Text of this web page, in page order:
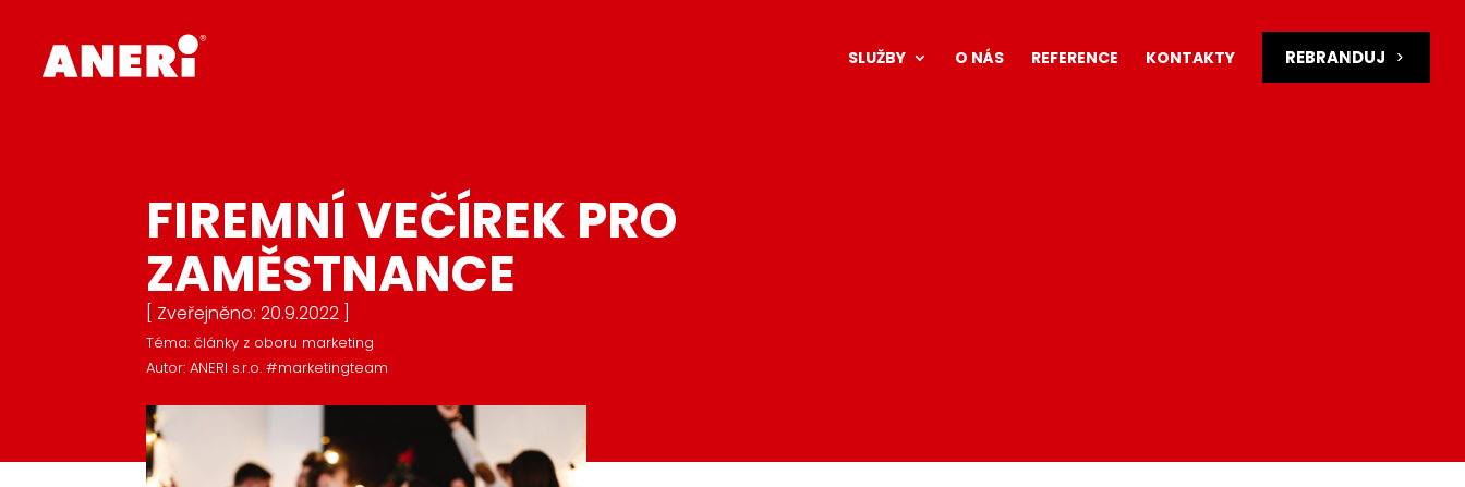
SLUŽBY O NÁS REFERENCE KONTAKTY REBRANDUJ
FIREMNÍ VEČÍREK PRO
ZAMĚSTNANCE
[ Zveřejněno: 20.9.2022 ]
Téma: články z oboru marketing
Autor: ANERI s.r.o. #marketingteam